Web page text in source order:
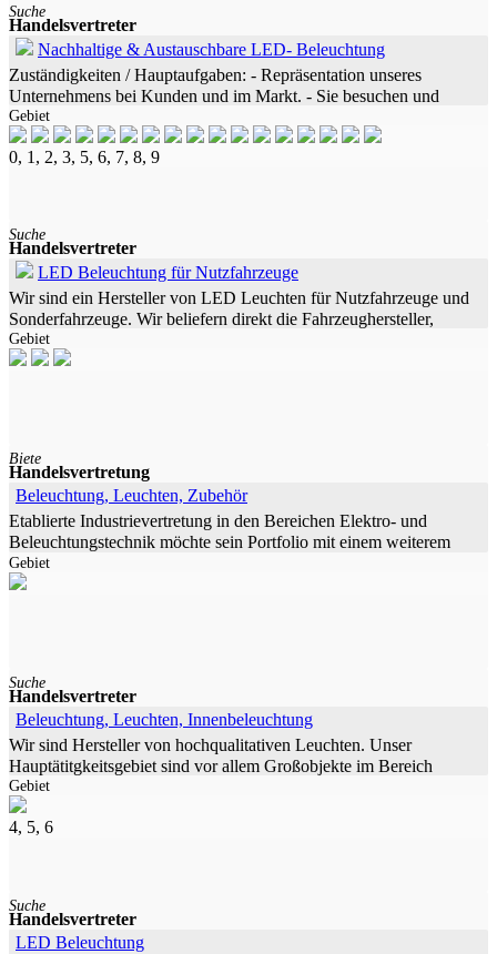
Suche
Handelsvertreter
Nachhaltige & Austauschbare LED- Beleuchtung
Zuständigkeiten / Hauptaufgaben: - Repräsentation unseres
Unternehmens bei Kunden und im Markt. - Sie besuchen und
betreuen unsere und Ihre Kunden und verkaufen unser stetig
wachsendes
Gebiet
0, 1, 2, 3, 5, 6, 7, 8, 9
Suche
Handelsvertreter
LED Beleuchtung für Nutzfahrzeuge
Wir sind ein Hersteller von LED Leuchten für Nutzfahrzeuge und
Sonderfahrzeuge. Wir beliefern direkt die Fahrzeughersteller,
Sonderfahrzeugbauer und Umrüster und passen unsere Produkte
individuell
Gebiet
Biete
Handelsvertretung
Beleuchtung, Leuchten, Zubehör
Etablierte Industrievertretung in den Bereichen Elektro- und
Beleuchtungstechnik möchte sein Portfolio mit einem weiterem
Produkt ergänzen. Wir sind in Hessen, Thüringen und Teilen
Nordbayern seit
Gebiet
Suche
Handelsvertreter
Beleuchtung, Leuchten, Innenbeleuchtung
Wir sind Hersteller von hochqualitativen Leuchten. Unser
Hauptätitgkeitsgebiet sind vor allem Großobjekte im Bereich
Industrie und Bildung & Kultur. Wir suchen für viele Teile in
Deutschland
Gebiet
4, 5, 6
Suche
Handelsvertreter
LED Beleuchtung